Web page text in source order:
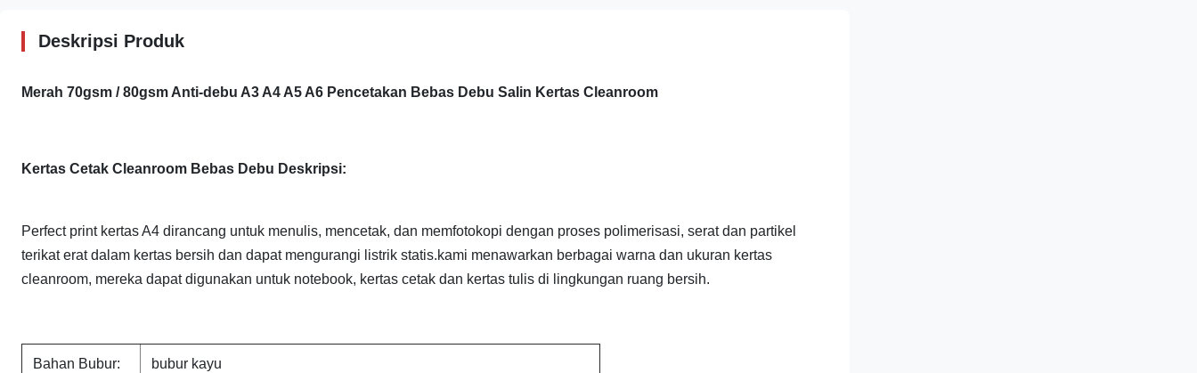
Deskripsi Produk
Merah 70gsm / 80gsm Anti-debu A3 A4 A5 A6 Pencetakan Bebas Debu Salin Kertas Cleanroom
Kertas Cetak Cleanroom Bebas Debu Deskripsi:
Perfect print kertas A4 dirancang untuk menulis, mencetak, dan memfotokopi dengan proses polimerisasi, serat dan partikel
terikat erat dalam kertas bersih dan dapat mengurangi listrik statis.kami menawarkan berbagai warna dan ukuran kertas
cleanroom, mereka dapat digunakan untuk notebook, kertas cetak dan kertas tulis di lingkungan ruang bersih.
Bahan Bubur: bubur kayu